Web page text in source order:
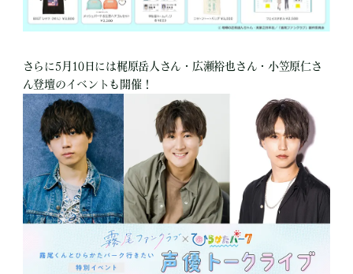
さらに5月10日には梶原岳人さん・広瀬裕也さん・小笠原仁さ
ん登壇のイベントも開催！